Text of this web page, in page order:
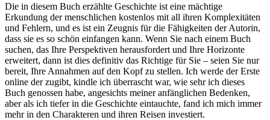
Die in diesem Buch erzählte Geschichte ist eine mächtige
Erkundung der menschlichen kostenlos mit all ihren Komplexitäten
und Fehlern, und es ist ein Zeugnis für die Fähigkeiten der Autorin,
dass sie es so schön einfangen kann. Wenn Sie nach einem Buch
suchen, das Ihre Perspektiven herausfordert und Ihre Horizonte
erweitert, dann ist dies definitiv das Richtige für Sie – seien Sie nur
bereit, Ihre Annahmen auf den Kopf zu stellen. Ich werde der Erste
online der zugibt, kindle ich überrascht war, wie sehr ich dieses
Buch genossen habe, angesichts meiner anfänglichen Bedenken,
aber als ich tiefer in die Geschichte eintauchte, fand ich mich immer
mehr in den Charakteren und ihren Reisen investiert.